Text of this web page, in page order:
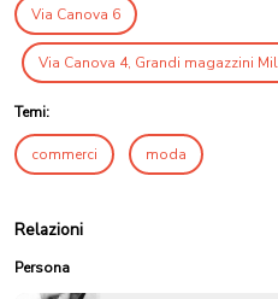
Via Canova 6
Via Canova 4, Grandi magazzini
Temi:
commerci moda
Relazioni
Persona